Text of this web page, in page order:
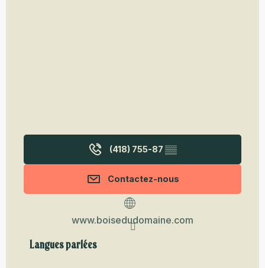
(418) 755-87 ▒▒
Contactez-nous
www.boisedudomaine.com
Langues parlées
Langues parlées